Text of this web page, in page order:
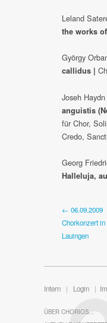
Leland
the works
György
callidus |
Joseh
anguistis
für Chor,
Credo,
Georg
Halleluja,
← 06.09.2009
Chorkonzert in
Lauingen
Intern | Login |
ÜBER CHORIOS…